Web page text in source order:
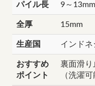
パイル長 9～13mm
全厚 15mm
生産国 インドネ
おすすめ
ポイント
裏面滑り
（洗濯